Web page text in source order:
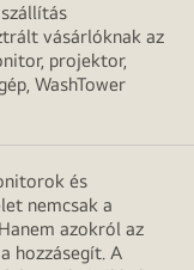
vásárlóknak az
projektor,
WashTower
és
nemcsak a
azokról az
hozzásegít. A